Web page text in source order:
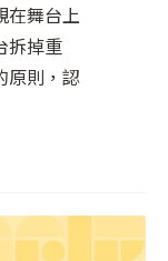
在舞台上
拆掉重
原則，認